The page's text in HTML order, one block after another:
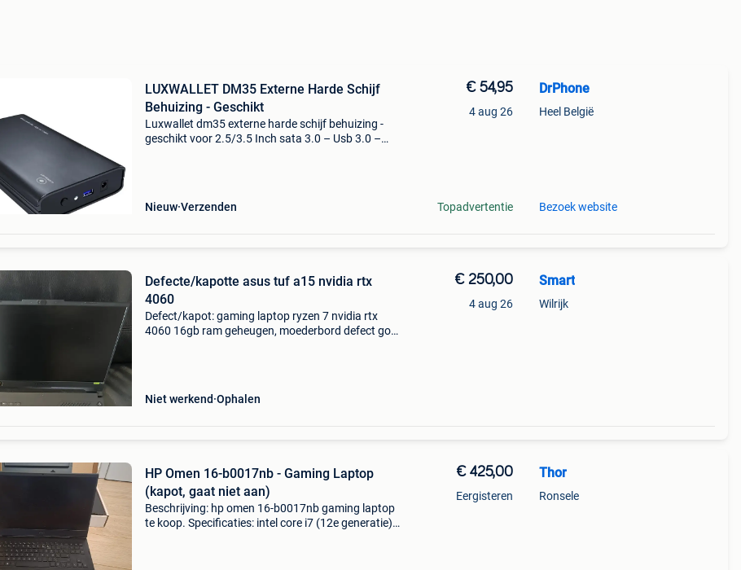
LUXWALLET DM35 Externe Harde Schijf
Behuizing - Geschikt
Luxwallet dm35 externe harde schijf behuizing -
geschikt voor 2.5/3.5 Inch sata 3.0 – Usb 3.0 –
Nieuw Verzenden
€ 54,95
4 aug 26
Topadvertentie
DrPhone
Heel België
Bezoek website
Defecte/kapotte asus tuf a15 nvidia rtx
4060
Defect/kapot: gaming laptop ryzen 7 nvidia rtx
4060 16gb ram geheugen, moederbord defect goed
Niet werkend Ophalen
€ 250,00
4 aug 26
Smart
Wilrijk
HP Omen 16-b0017nb - Gaming Laptop
(kapot, gaat niet aan)
Beschrijving: hp omen 16-b0017nb gaming laptop
te koop. Specificaties: intel core i7 (12e generatie)
€ 425,00
Eergisteren
Thor
Ronsele